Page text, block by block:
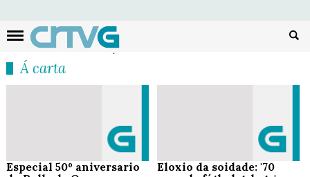
Á carta
Especial 50º aniversario
Eloxio da soidade: '70